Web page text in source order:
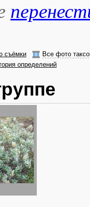
съёмки
Все фото
определений